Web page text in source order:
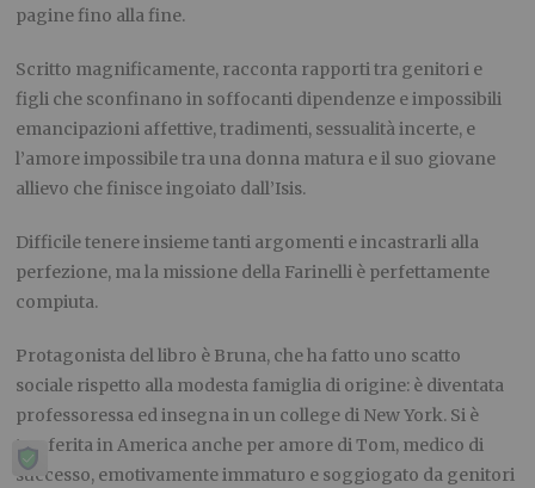
pagine fino alla fine.
Scritto magnificamente, racconta rapporti tra genitori e
figli che sconfinano in soffocanti dipendenze e impossibili
emancipazioni affettive, tradimenti, sessualità incerte, e
l’amore impossibile tra una donna matura e il suo giovane
allievo che finisce ingoiato dall’Isis.
Difficile tenere insieme tanti argomenti e incastrarli alla
perfezione, ma la missione della Farinelli è perfettamente
compiuta.
Protagonista del libro è Bruna, che ha fatto uno scatto
sociale rispetto alla modesta famiglia di origine: è diventata
professoressa ed insegna in un college di New York. Si è
trasferita in America anche per amore di Tom, medico di
successo, emotivamente immaturo e soggiogato da genitori